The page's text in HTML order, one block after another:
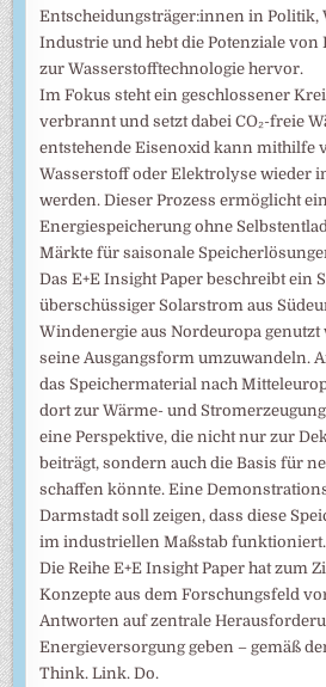
Entscheidungsträger:innen in Politik,
Industrie und hebt die Potenziale von
zur Wasserstofftechnologie hervor.
Im Fokus steht ein geschlossener
verbrannt und setzt dabei CO₂-freie
entstehende Eisenoxid kann mithilfe
Wasserstoff oder Elektrolyse wieder
werden. Dieser Prozess ermöglicht
Energiespeicherung ohne
Märkte für saisonale
Das E+E Insight Paper beschreibt ein
überschüssiger Solarstrom aus
Windenergie aus Nordeuropa
seine Ausgangsform umzuwandeln.
das Speichermaterial nach
dort zur Wärme- und
eine Perspektive, die nicht nur zur
beiträgt, sondern auch die Basis für
schaffen könnte. Eine
Darmstadt soll zeigen, dass diese
im industriellen Maßstab funktioniert.
Die Reihe E+E Insight Paper hat zum
Konzepte aus dem Forschungsfeld
Antworten auf zentrale
Energieversorgung geben – gemäß
Think. Link. Do.